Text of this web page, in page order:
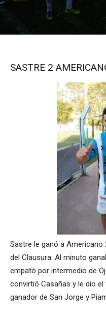
SASTRE 2
Sastre le ganó a
del Clausura. Al minuto
empató por intermedio de
convirtió Casañas y le dio
ganador de San Jorge y